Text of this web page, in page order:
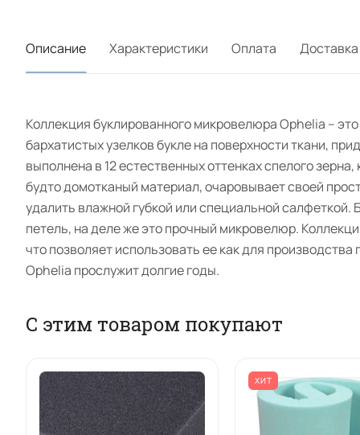
Описание Характеристики Оплата Доставка
Коллекция буклированного микровелюра Ophelia –
бархатистых узелков букле на поверхности ткани,
выполнена в 12 естественных оттенках спелого
будто домотканый материал, очаровывает своей
удалить влажной губкой или специальной
петель, на деле же это прочный микровелюр.
что позволяет использовать ее как для
Ophelia прослужит долгие годы.
С этим товаром покупают
ХИТ